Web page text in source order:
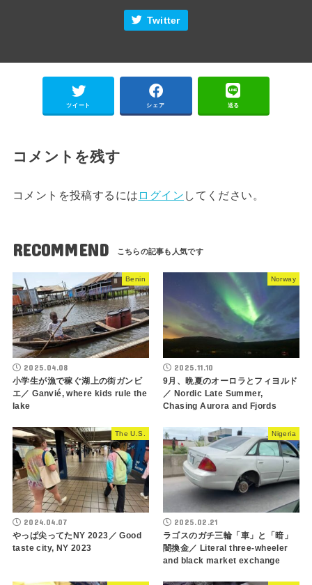
Twitter
ツイート シェア 送る
コメントを残す
コメントを投稿するには ログイン してください。
RECOMMEND
Benin
2025.04.08
小学生が漁で稼ぐ湖上の街ガンビ
エ／ Ganvié, where kids rule the
lake
Norway
2025.11.10
9月、晩夏のオーロラとフィヨルド
／ Nordic Late Summer,
Chasing Aurora and Fjords
The U.S.
2024.04.07
やっぱ尖ってたNY 2023／ Good
taste city, NY 2023
Nigeria
2025.02.21
ラゴスのガチ三輪「車」と「暗」
闇換金／ Literal three-wheeler
and black market exchange